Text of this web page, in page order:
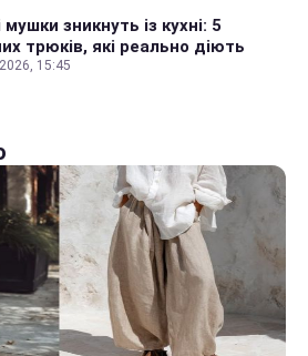
мушки зникнуть із кухні: 5
трюків, які реально діють
15:45